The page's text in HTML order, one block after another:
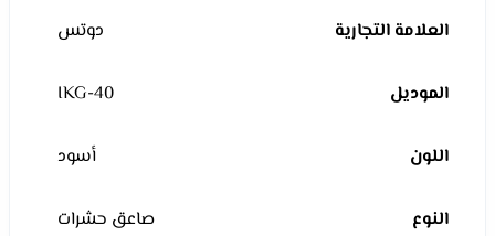
العلامة التجارية دوتس
الموديل IKG-40
اللون أسود
النوع صاعق حشرات